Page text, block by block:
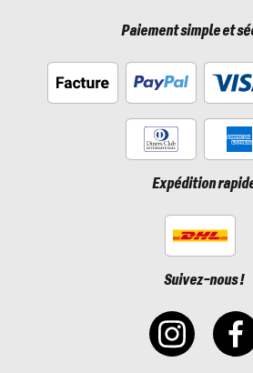
Paiement simple et
Expédition
Suivez-nous !